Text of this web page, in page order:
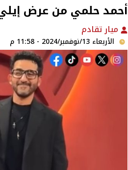
أحمد حلمي من عرض
ميار تقادم
الأربعاء 13/نوفمبر/2024 - 11:58 م